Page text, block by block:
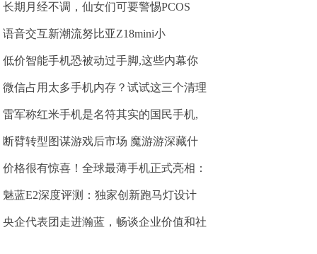
长期月经不调，仙女们可要警惕PCOS
语音交互新潮流努比亚Z18mini小
低价智能手机恐被动过手脚,这些内幕你
微信占用太多手机内存？试试这三个清理
雷军称红米手机是名符其实的国民手机,
断臂转型图谋游戏后市场 魔游游深藏什
价格很有惊喜！全球最薄手机正式亮相：
魅蓝E2深度评测：独家创新跑马灯设计
央企代表团走进瀚蓝，畅谈企业价值和社